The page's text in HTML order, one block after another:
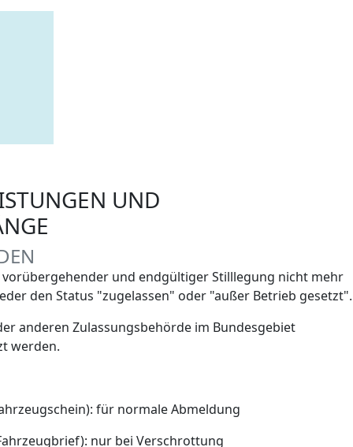
UND
vorübergehender und endgültiger Stilllegung nicht mehr
den Status "zugelassen" oder "außer Betrieb gesetzt".
anderen Zulassungsbehörde im Bundesgebiet
werden.
für normale Abmeldung
nur bei Verschrottung